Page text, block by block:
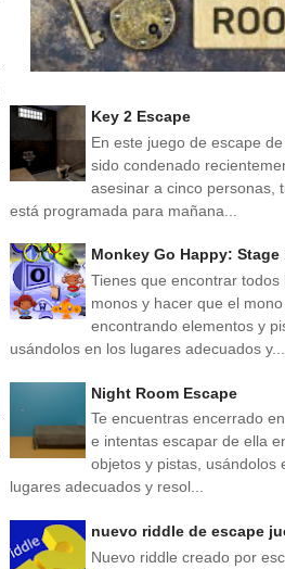
Key 2 Escape
En este juego de escape
sido condenado
asesinar a cinco personas,
está programada para mañana...
Monkey Go Happy: Stage
Tienes que encontrar todos
monos y hacer que el
encontrando elementos y
usándolos en los lugares adecuados y...
Night Room Escape
Te encuentras encerrado
e intentas escapar de ella
objetos y pistas, usándolos
lugares adecuados y resol...
nuevo riddle de escape
Nuevo riddle creado por